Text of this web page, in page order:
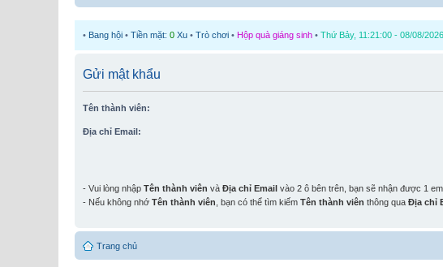
• Bang hội • Tiền mặt: 0 Xu • Trò chơi • Hộp quà giáng sinh • Thứ Bảy, 11:21:00 - 08/08/2026
Gửi mật khẩu
Tên thành viên:
Địa chỉ Email:
- Vui lòng nhập Tên thành viên và Địa chỉ Email vào 2 ô bên trên, bạn sẽ nhận được 1
- Nếu không nhớ Tên thành viên , bạn có thể tìm kiếm Tên thành viên thông qua Địa chỉ
Trang chủ